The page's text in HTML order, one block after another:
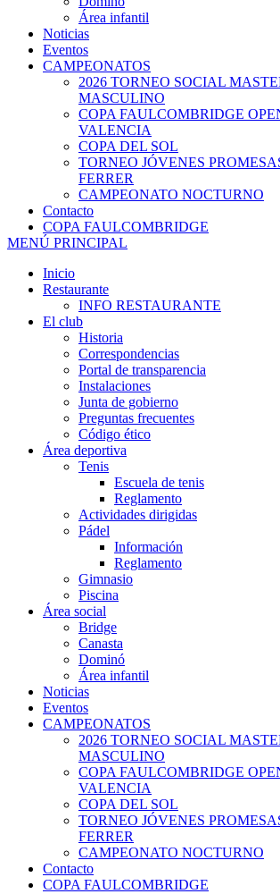
Área infantil
Noticias
Eventos
CAMPEONATOS
2026 TORNEO SOCIAL
MASCULINO
COPA FAULCOMBRIDGE
VALENCIA
COPA DEL SOL
TORNEO JÓVENES
FERRER
CAMPEONATO NOCTURNO
Contacto
COPA FAULCOMBRIDGE
MENÚ PRINCIPAL
Inicio
Restaurante
INFO RESTAURANTE
El club
Historia
Correspondencias
Portal de transparencia
Instalaciones
Junta de gobierno
Preguntas frecuentes
Código ético
Área deportiva
Tenis
Escuela de tenis
Reglamento
Actividades dirigidas
Pádel
Información
Reglamento
Gimnasio
Piscina
Área social
Bridge
Canasta
Dominó
Área infantil
Noticias
Eventos
CAMPEONATOS
2026 TORNEO SOCIAL
MASCULINO
COPA FAULCOMBRIDGE
VALENCIA
COPA DEL SOL
TORNEO JÓVENES
FERRER
CAMPEONATO NOCTURNO
Contacto
COPA FAULCOMBRIDGE